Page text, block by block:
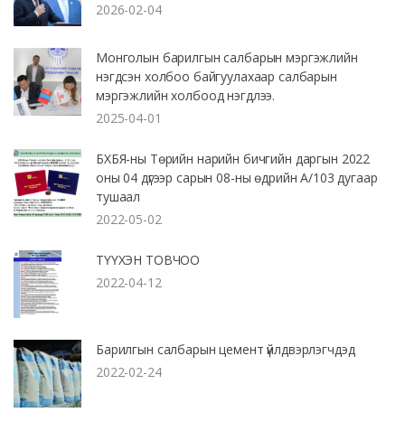
2026-02-04
Монголын барилгын салбарын мэргэжлийн
нэгдсэн холбоо байгуулахаар салбарын
мэргэжлийн холбоод нэгдлээ.
2025-04-01
БХБЯ-ны Төрийн нарийн бичгийн даргын 2022
оны 04 дүгээр сарын 08-ны өдрийн А/103 дугаар
тушаал
2022-05-02
ТҮҮХЭН ТОВЧОО
2022-04-12
Барилгын салбарын цемент үйлдвэрлэгчдэд
2022-02-24